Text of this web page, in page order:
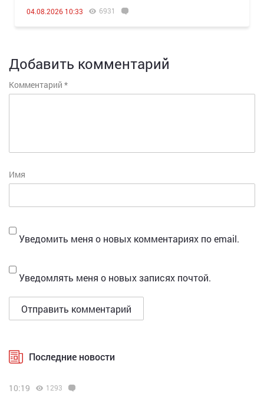
04.08.2026 10:33 6931
Добавить комментарий
Комментарий *
Имя
Уведомить меня о новых комментариях по email.
Уведомлять меня о новых записях почтой.
Последние новости
10:19 1293